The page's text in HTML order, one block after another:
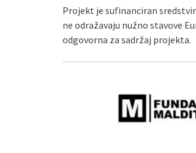
Projekt je sufinanciran
ne odražavaju nužno stavove
odgovorna za sadržaj projekta.